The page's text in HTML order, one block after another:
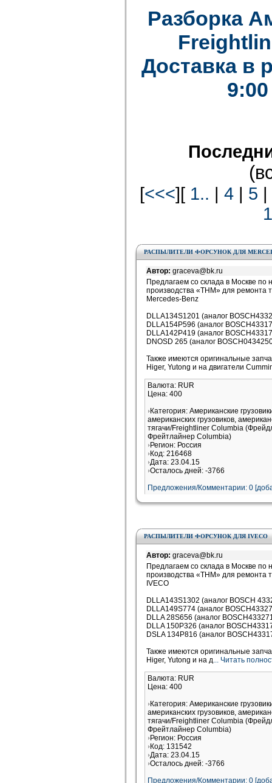
Разборка
Доставка в
[<<<][ 1.. | 4| 5 |
РАСПЫЛИТЕЛИ ФОРСУНОК ДЛЯ
Автор: graceva@bk.ru
Предлагаем со склада в Москве
производства «ТНМ» для ремонта
Mercedes-Benz
DLLA134S1201 (аналог
DLLA154P596 (аналог
DLLA142P419 (аналог
DNOSD 265 (аналог
Также имеются оригинальные
Higer, Yutong и на двигатели
Валюта: RUR
Цена: 400
Категория: Американские
американских грузовиков,
тягачи/Freightliner Columbia
Фрейтлайнер Columbia)
Регион: Россия
Код: 216468
Дата: 23.04.15
Осталось дней: -3766
Предложения/Комментарии: 0
РАСПЫЛИТЕЛИ ФОРСУНОК ДЛЯ IVECO
Автор: graceva@bk.ru
Предлагаем со склада в Москве
производства «ТНМ» для ремонта
IVECO
DLLA143S1302 (аналог BOSCH
DLLA149S774 (аналог
DLLA 28S656 (аналог
DLLA 150P326 (аналог
DSLA 134P816 (аналог
Также имеются оригинальные
Higer, Yutong и на д... Читать
Валюта: RUR
Цена: 400
Категория: Американские
американских грузовиков,
тягачи/Freightliner Columbia
Фрейтлайнер Columbia)
Регион: Россия
Код: 131542
Дата: 23.04.15
Осталось дней: -3766
Предложения/Комментарии: 0